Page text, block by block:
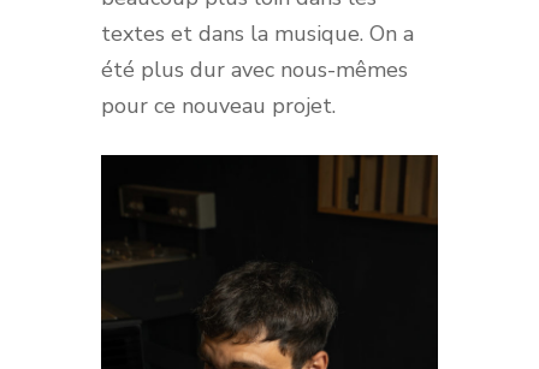
textes et dans la musique. On a
été plus dur avec nous-mêmes
pour ce nouveau projet.